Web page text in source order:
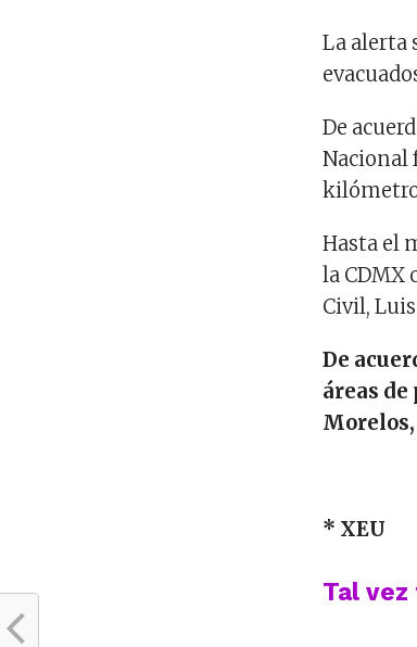
La alerta
De
Nacional
Hasta el
la CDMX
Civil,
De
áreas de
* XEU
Tal